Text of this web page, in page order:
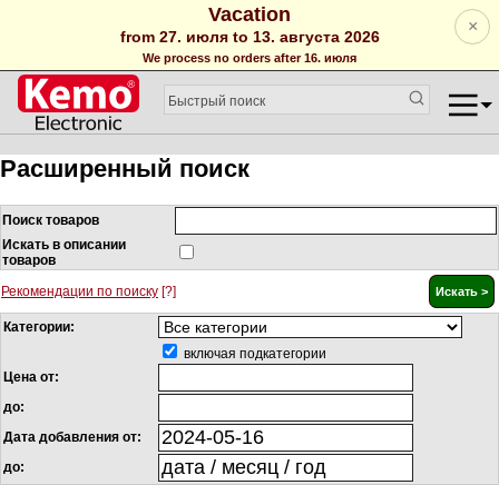
Vacation
from 27. июля to 13. августа 2026
We process no orders after 16. июля
×
Расширенный поиск
Поиск товаров
Искать в описании
товаров
Рекомендации по поиску [?]
Категории:
включая подкатегории
Цена от:
до:
Дата добавления от:
до: